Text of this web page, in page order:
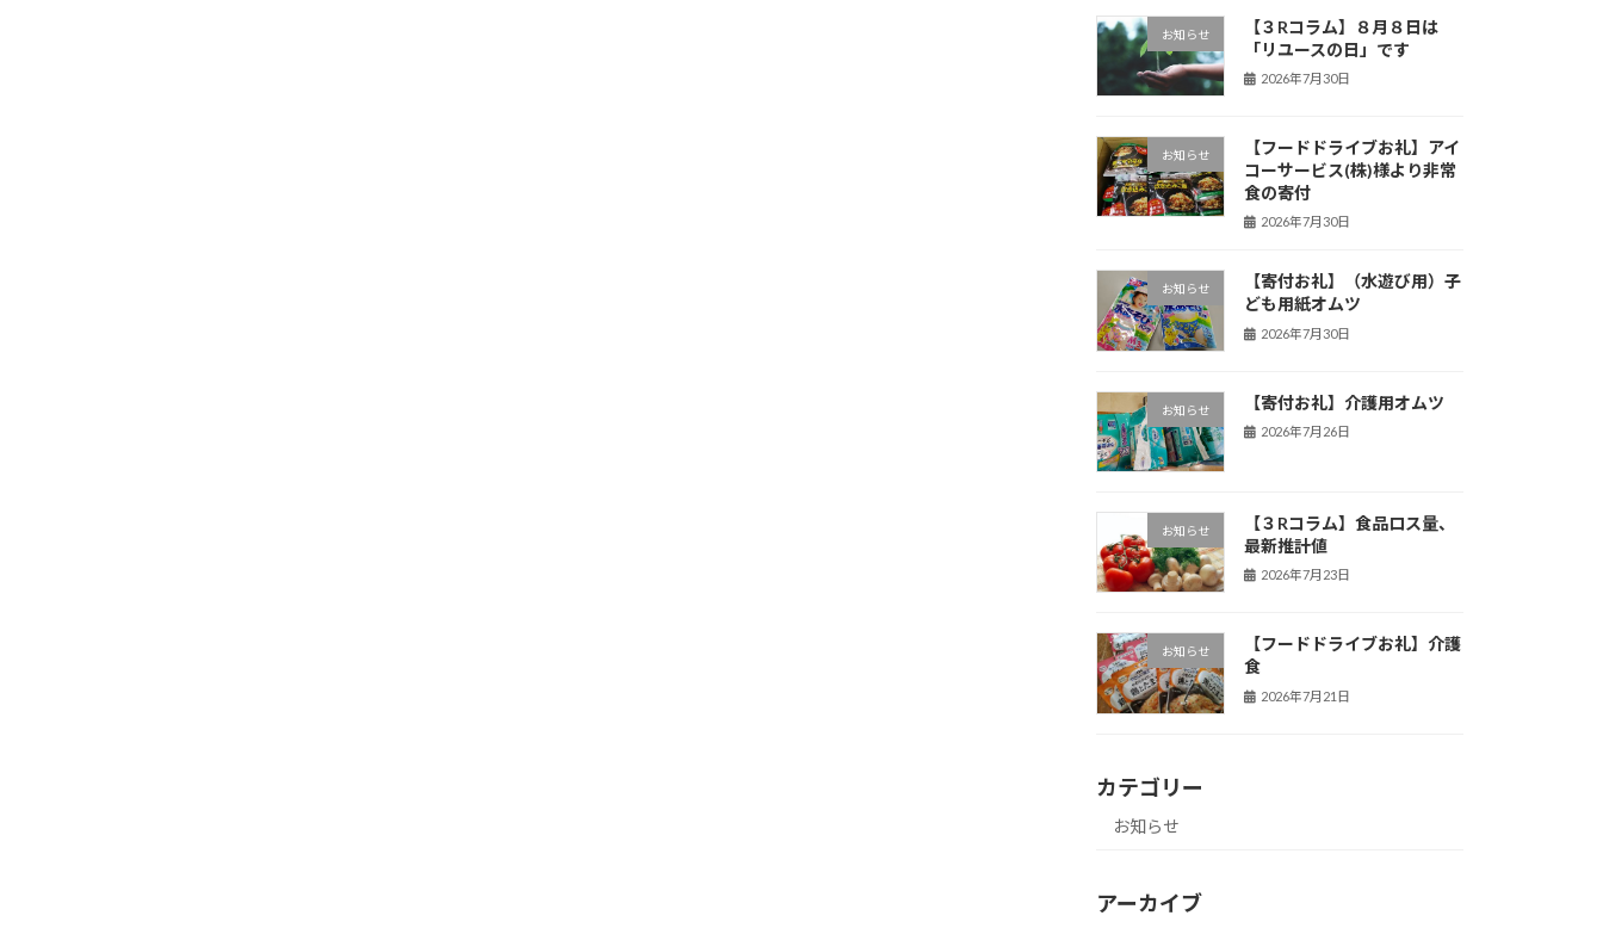
お知らせ
【３Rコラム】８月８日は
「リユースの日」です
2026年7月30日
お知らせ
【フードドライブお礼】アイ
コーサービス(株)様より非常
食の寄付
2026年7月30日
お知らせ
【寄付お礼】（水遊び用）子
ども用紙オムツ
2026年7月30日
お知らせ 【寄付お礼】介護用オムツ
2026年7月26日
お知らせ
【３Rコラム】食品ロス量、
最新推計値
2026年7月23日
お知らせ
【フードドライブお礼】介護
食
2026年7月21日
カテゴリー
お知らせ
アーカイブ